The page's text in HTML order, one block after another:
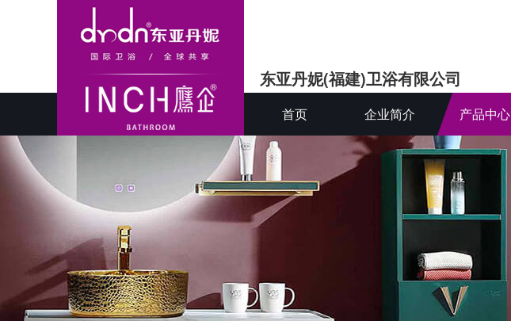
东亚丹妮(福建)卫浴有限公司
首页 企业简介 产品中心